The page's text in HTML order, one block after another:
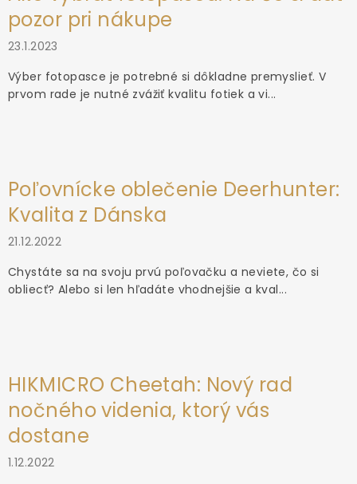
pozor pri nákupe
23.1.2023
Výber fotopasce je potrebné si dôkladne premyslieť. V
prvom rade je nutné zvážiť kvalitu fotiek a vi...
Poľovnícke oblečenie Deerhunter:
Kvalita z Dánska
21.12.2022
Chystáte sa na svoju prvú poľovačku a neviete, čo si
obliecť? Alebo si len hľadáte vhodnejšie a kval...
HIKMICRO Cheetah: Nový rad
nočného videnia, ktorý vás
dostane
1.12.2022